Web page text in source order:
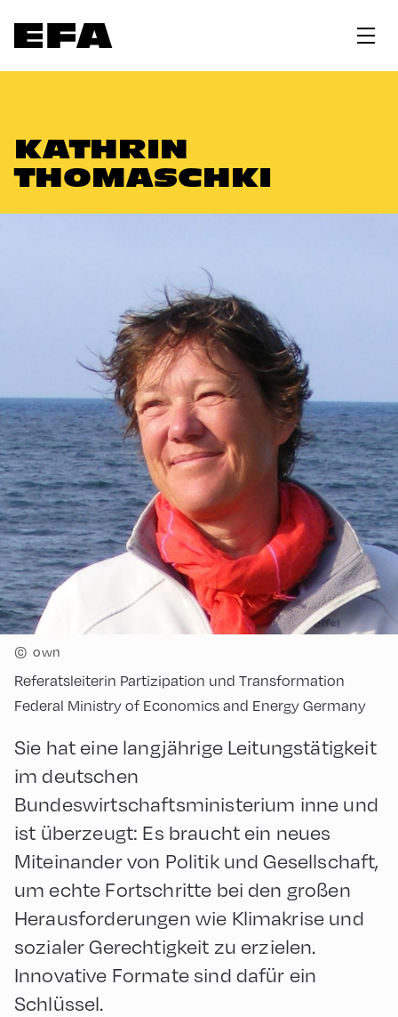
KATHRIN
THOMASCHKI
© own
Referatsleiterin Partizipation und Transformation
Federal Ministry of Economics and Energy Germany
Sie hat eine langjährige Leitungstätigkeit
im deutschen
Bundeswirtschaftsministerium inne und
ist überzeugt: Es braucht ein neues
Miteinander von Politik und Gesellschaft,
um echte Fortschritte bei den großen
Herausforderungen wie Klimakrise und
sozialer Gerechtigkeit zu erzielen.
Innovative Formate sind dafür ein
Schlüssel.